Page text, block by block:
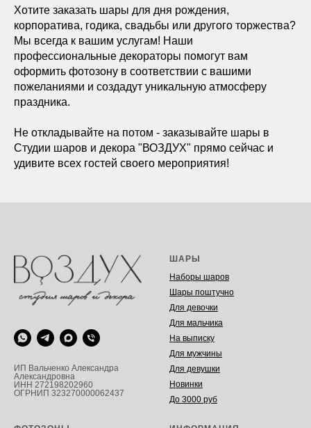
Хотите заказать шары для дня рождения,
корпоратива, годика, свадьбы или другого торжества?
Мы всегда к вашим услугам! Наши
профессиональные декораторы помогут вам
оформить фотозону в соответствии с вашими
пожеланиями и создадут уникальную атмосферу
праздника.
Не откладывайте на потом - заказывайте шары в
Студии шаров и декора "ВОЗДУХ" прямо сейчас и
удивите всех гостей своего мероприятия!
ИП Вальченко Александра
Александровна
ИНН 272198202960
ОГРНИП 323270000062437
ШАРЫ
Наборы шаров
Шары поштучно
Для девочки
Для мальчика
На выписку
Для мужчины
Для девушки
Новинки
До 3000 руб